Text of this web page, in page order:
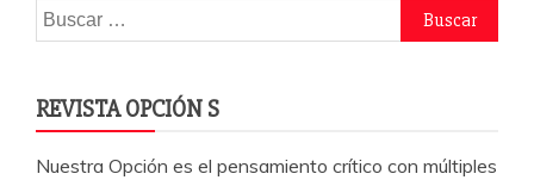
Buscar:
REVISTA OPCIÓN S
Nuestra Opción es el pensamiento crítico con múltiples